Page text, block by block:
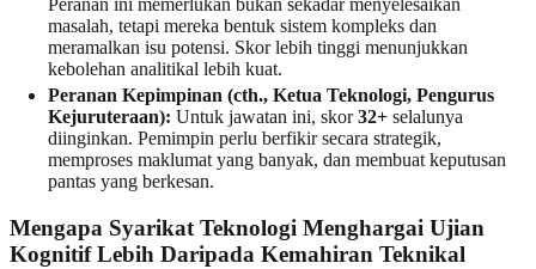
Peranan ini memerlukan bukan sekadar menyelesaikan
masalah, tetapi mereka bentuk sistem kompleks dan
meramalkan isu potensi. Skor lebih tinggi menunjukkan
kebolehan analitikal lebih kuat.
Peranan Kepimpinan (cth., Ketua Teknologi, Pengurus
Kejuruteraan): Untuk jawatan ini, skor32+ selalunya
diinginkan. Pemimpin perlu berfikir secara strategik,
memproses maklumat yang banyak, dan membuat keputusan
pantas yang berkesan.
Mengapa Syarikat Teknologi Menghargai Ujian
Kognitif Lebih Daripada Kemahiran Teknikal